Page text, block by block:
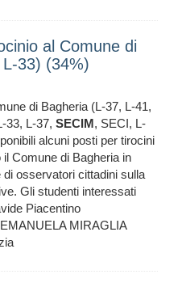
al Comune di
33) (34%)
di Bagheria (L-37, L-41,
33, L-37, SECIM, SECI, L-
alcuni posti per tirocini
Comune di Bagheria in
osservatori cittadini sulla
Gli studenti interessati
Piacentino
MIRAGLIA